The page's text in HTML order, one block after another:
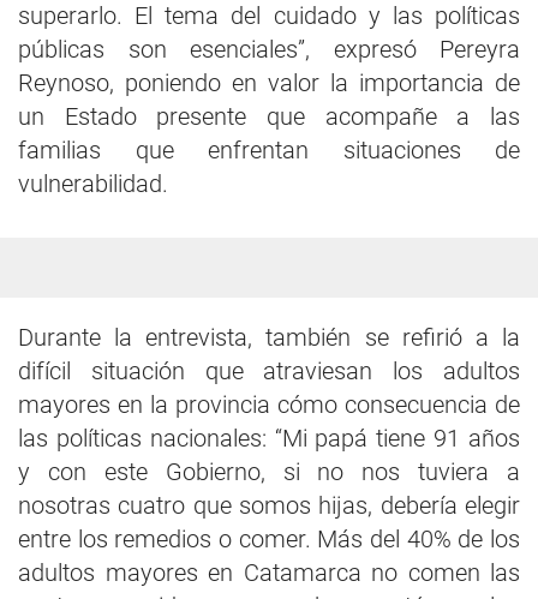
superarlo. El tema del cuidado y las políticas
públicas son esenciales”, expresó Pereyra
Reynoso, poniendo en valor la importancia de
un Estado presente que acompañe a las
familias que enfrentan situaciones de
vulnerabilidad.
Durante la entrevista, también se refirió a la
difícil situación que atraviesan los adultos
mayores en la provincia cómo consecuencia de
las políticas nacionales: “Mi papá tiene 91 años
y con este Gobierno, si no nos tuviera a
nosotras cuatro que somos hijas, debería elegir
entre los remedios o comer. Más del 40% de los
adultos mayores en Catamarca no comen las